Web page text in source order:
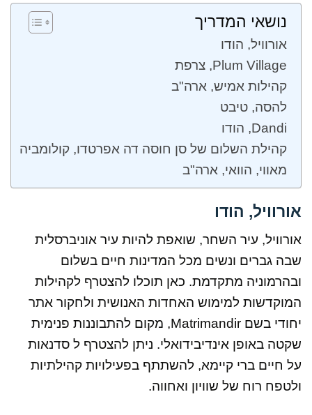
נושאי המדריך
אורוויל, הודו
Plum Village, צרפת
קהילות אמיש, ארה"ב
להסה, טיבט
Dandi, הודו
קהילת השלום של סן חוסה דה אפרטדו, קולומביה
מאווי, הוואי, ארה"ב
אורוויל, הודו
אורוויל, עיר השחר, שואפת להיות עיר אוניברסלית
שבה גברים ונשים מכל המדינות חיים בשלום
ובהרמוניה מתקדמת. כאן תוכלו להצטרף לקהילות
המוקדשות למימוש האחדות האנושית ולחקור אתר
יחודי בשם Matrimandir, מקום להתבוננות פנימית
שקטה באופן אינדיבידואלי. ניתן להצטרף ל סדנאות
על חיים ברי קיימא, להשתתף בפעילויות קהילתיות
ולטפח רוח של שוויון ואחווה.